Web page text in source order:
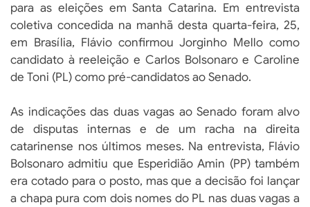
para as eleições em Santa Catarina. Em entrevista
coletiva concedida na manhã desta quarta-feira, 25,
em Brasília, Flávio confirmou Jorginho Mello como
candidato à reeleição e Carlos Bolsonaro e Caroline
de Toni (PL) como pré-candidatos ao Senado.
As indicações das duas vagas ao Senado foram alvo
de disputas internas e de um racha na direita
catarinense nos últimos meses. Na entrevista, Flávio
Bolsonaro admitiu que Esperidião Amin (PP) também
era cotado para o posto, mas que a decisão foi lançar
a chapa pura com dois nomes do PL nas duas vagas a